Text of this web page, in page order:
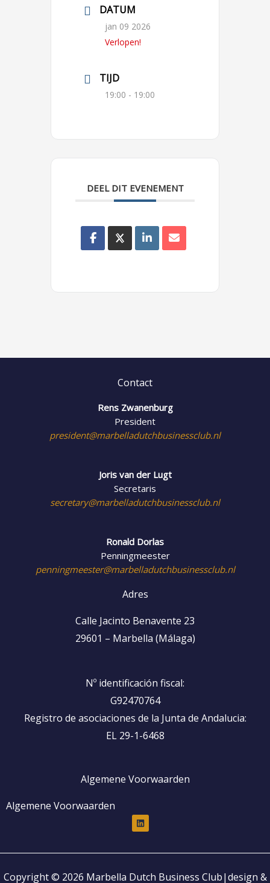
DATUM
jan 09 2026
Verlopen!
TIJD
19:00 - 19:00
DEEL DIT EVENEMENT
Contact
Rens Zwanenburg
President
president@marbelladutchbusinessclub.nl
Joris van der Lugt
Secretaris
secretary@marbelladutchbusinessclub.nl
Ronald Dorlas
Penningmeester
penningmeester@marbelladutchbusinessclub.nl
Adres
Calle Jacinto Benavente 23
29601 – Marbella (Málaga)
Nº identificación fiscal:
G92470764
Registro de asociaciones de la Junta de Andalucia:
EL 29-1-6468
Algemene Voorwaarden
Algemene Voorwaarden
L
i
n
e
n
Copyright © 2026 Marbella Dutch Business Club|design &